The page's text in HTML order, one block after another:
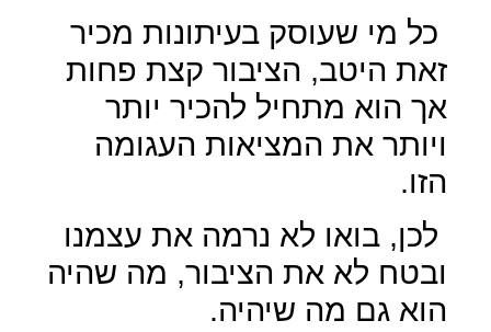
כל מי שעוסק בעיתונות מכיר
זאת היטב, הציבור קצת פחות
אך הוא מתחיל להכיר יותר
ויותר את המציאות העגומה
הזו.
לכן, בואו לא נרמה את עצמנו
ובטח לא את הציבור, מה שהיה
הוא גם מה שיהיה.